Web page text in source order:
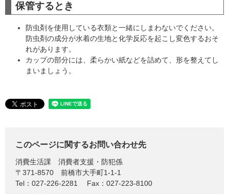
保管するとき
防虫剤を使用している衣類と一緒にしまわないでください。
防虫剤の成分が水着の生地と化学反応を起こし変色するおそ
れがあります。
カップの部分には、柔らかい紙などを詰めて、形を整えてし
まいましょう。
このページに関するお問い合わせ先
消費生活課
消費者支援・防犯係
〒371-8570
前橋市大手町1-1-1
Tel：027-226-2281
Fax：027-223-8100